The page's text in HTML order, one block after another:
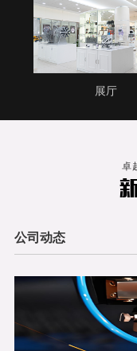
展厅
卓
公司动态